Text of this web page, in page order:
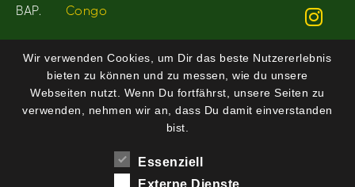
BAP.
Congo
Wir verwenden Cookies, um Dir das beste Nutzererlebnis
bieten zu können und zu messen, wie du unsere
Webseiten nutzt. Wenn Du fortfährst, unsere Seiten zu
verwenden, nehmen wir an, dass Du damit einverstanden
bist.
Essenziell
Externe Dienste